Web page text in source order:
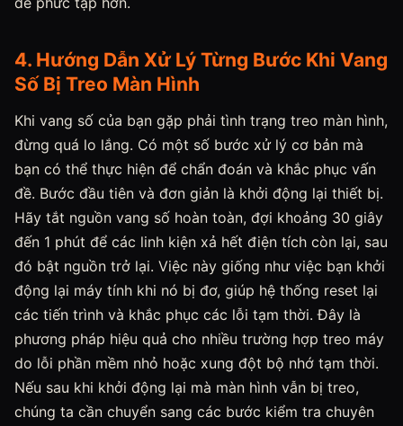
4. Hướng Dẫn Xử Lý Từng Bước Khi Vang
Số Bị Treo Màn Hình
Khi vang số của bạn gặp phải tình trạng treo màn hình,
đừng quá lo lắng. Có một số bước xử lý cơ bản mà
bạn có thể thực hiện để chẩn đoán và khắc phục vấn
đề. Bước đầu tiên và đơn giản là khởi động lại thiết bị.
Hãy tắt nguồn vang số hoàn toàn, đợi khoảng 30 giây
đến 1 phút để các linh kiện xả hết điện tích còn lại, sau
đó bật nguồn trở lại. Việc này giống như việc bạn khởi
động lại máy tính khi nó bị đơ, giúp hệ thống reset lại
các tiến trình và khắc phục các lỗi tạm thời. Đây là
phương pháp hiệu quả cho nhiều trường hợp treo máy
do lỗi phần mềm nhỏ hoặc xung đột bộ nhớ tạm thời.
Nếu sau khi khởi động lại mà màn hình vẫn bị treo,
chúng ta cần chuyển sang các bước kiểm tra chuyên